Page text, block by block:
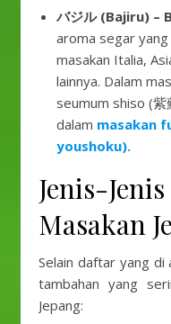
バジル (Bajiru) –
aroma segar
masakan Italia,
lainnya. Dalam
seumum shiso (
dalam masakan
youshoku).
Jenis-
Masakan
Selain daftar yang
tambahan yang
Jepang: